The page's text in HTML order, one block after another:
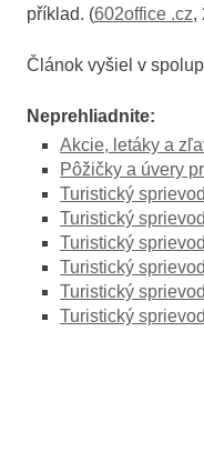
příklad. (602office .cz,
Článok vyšiel v
Neprehliadnite:
Akcie, letáky a
Pôžičky a úvery
Turistický
Turistický
Turistický
Turistický
Turistický
Turistický